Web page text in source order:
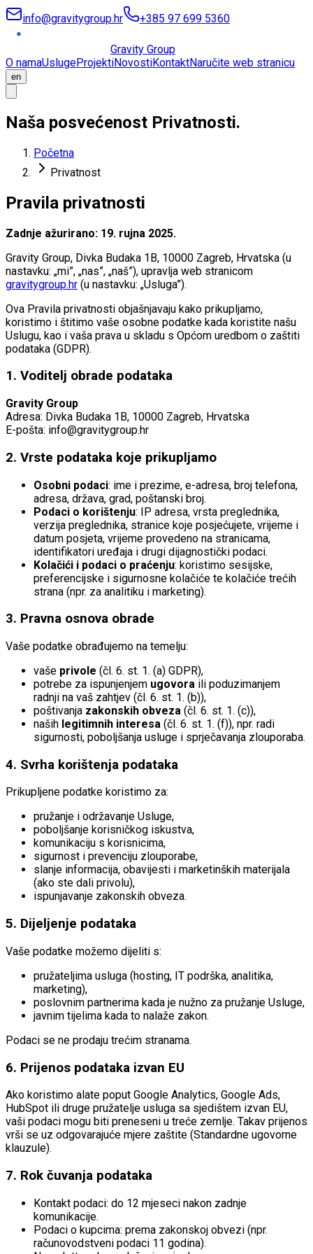
info@gravitygroup.hr +385 97 699 5360
Gravity Group
O namaUslugeProjektiNovostiKontaktNaručite web stranicu
en
Naša posvećenost Privatnosti.
Početna
Privatnost
Pravila privatnosti
Zadnje ažurirano: 19. rujna 2025.
Gravity Group, Divka Budaka 1B, 10000 Zagreb, Hrvatska (u
nastavku: „mi”, „nas”, „naš”), upravlja web stranicom
gravitygroup.hr (u nastavku: „Usluga”).
Ova Pravila privatnosti objašnjavaju kako prikupljamo,
koristimo i štitimo vaše osobne podatke kada koristite našu
Uslugu, kao i vaša prava u skladu s Općom uredbom o zaštiti
podataka (GDPR).
1. Voditelj obrade podataka
Gravity Group
Adresa: Divka Budaka 1B, 10000 Zagreb, Hrvatska
E-pošta: info@gravitygroup.hr
2. Vrste podataka koje prikupljamo
Osobni podaci: ime i prezime, e-adresa, broj telefona,
adresa, država, grad, poštanski broj.
Podaci o korištenju: IP adresa, vrsta preglednika,
verzija preglednika, stranice koje posjećujete, vrijeme i
datum posjeta, vrijeme provedeno na stranicama,
identifikatori uređaja i drugi dijagnostički podaci.
Kolačići i podaci o praćenju: koristimo sesijske,
preferencijske i sigurnosne kolačiće te kolačiće trećih
strana (npr. za analitiku i marketing).
3. Pravna osnova obrade
Vaše podatke obrađujemo na temelju:
vaše privole (čl. 6. st. 1. (a) GDPR),
potrebe za ispunjenjem ugovora ili poduzimanjem
radnji na vaš zahtjev (čl. 6. st. 1. (b)),
poštivanja zakonskih obveza (čl. 6. st. 1. (c)),
naših legitimnih interesa (čl. 6. st. 1. (f)), npr. radi
sigurnosti, poboljšanja usluge i sprječavanja zlouporaba.
4. Svrha korištenja podataka
Prikupljene podatke koristimo za:
pružanje i održavanje Usluge,
poboljšanje korisničkog iskustva,
komunikaciju s korisnicima,
sigurnost i prevenciju zlouporabe,
slanje informacija, obavijesti i marketinških materijala
(ako ste dali privolu),
ispunjavanje zakonskih obveza.
5. Dijeljenje podataka
Vaše podatke možemo dijeliti s:
pružateljima usluga (hosting, IT podrška, analitika,
marketing),
poslovnim partnerima kada je nužno za pružanje Usluge,
javnim tijelima kada to nalaže zakon.
Podaci se ne prodaju trećim stranama.
6. Prijenos podataka izvan EU
Ako koristimo alate poput Google Analytics, Google Ads,
HubSpot ili druge pružatelje usluga sa sjedištem izvan EU,
vaši podaci mogu biti preneseni u treće zemlje. Takav prijenos
vrši se uz odgovarajuće mjere zaštite (Standardne ugovorne
klauzule).
7. Rok čuvanja podataka
Kontakt podaci: do 12 mjeseci nakon zadnje
komunikacije.
Podaci o kupcima: prema zakonskoj obvezi (npr.
računovodstveni podaci 11 godina).